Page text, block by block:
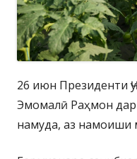
26 июн Президенти
Эмомалӣ Раҳмон
намуда, аз намоиши